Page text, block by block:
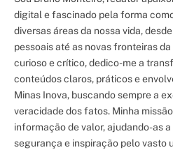
digital e fascinado pela forma
diversas áreas da nossa vida,
pessoais até as novas fronteiras
curioso e crítico, dedico-me a
conteúdos claros, práticos e
Minas Inova, buscando sempre a
veracidade dos fatos. Minha
informação de valor, ajudando-as
segurança e inspiração pelo vasto